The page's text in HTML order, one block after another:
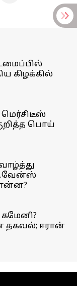
கிழக்கில்
பொய்
தகவல்; ஈரான்